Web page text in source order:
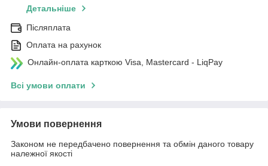
Детальніше
Післяплата
Оплата на рахунок
Онлайн-оплата карткою Visa, Mastercard - LiqPay
Всі умови оплати
Умови повернення
Законом не передбачено повернення та обмін даного товару
належної якості